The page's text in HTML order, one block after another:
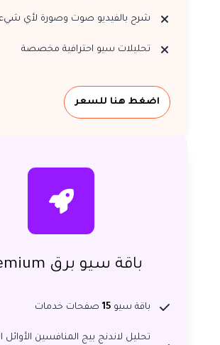
شرح بالفيديو صوت وصورة لأي
تحليلات سيو احترافية مخصصة
اضغط هنا للسعر
باقة سيو برق Premium
باقة سيو 15 صفحات خدمات
تحليل لاندنج بيج المنافسين الأوائل